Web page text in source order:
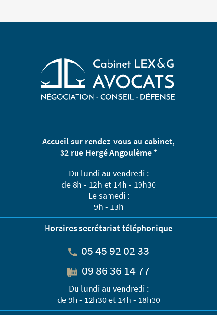
Accueil sur rendez-vous au cabinet,
32 rue Hergé Angoulème *
Du lundi au vendredi :
de 8h - 12h et 14h - 19h30
Le samedi :
9h - 13h
Horaires secrétariat téléphonique
05 45 92 02 33
09 86 36 14 77
Du lundi au vendredi :
de 9h - 12h30 et 14h - 18h30